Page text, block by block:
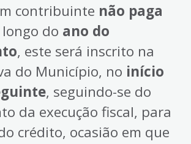
contribuinte não paga
do ano do
, este será inscrito na
do Município, no início
, seguindo-se do
da execução fiscal, para
crédito, ocasião em que